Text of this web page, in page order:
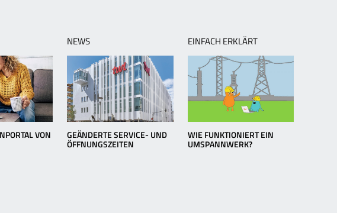
VON
NEWS
GEÄNDERTE SERVICE- UND
ÖFFNUNGSZEITEN
EINFACH ERKLÄRT
WIE FUNKTIONIERT EIN
UMSPANNWERK?